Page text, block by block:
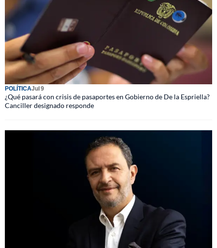
POLÍTICAJul 9
¿Qué pasará con crisis de pasaportes en Gobierno de De la Espriella?
Canciller designado responde